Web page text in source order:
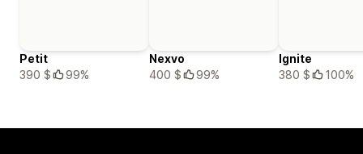
Petit
390 $
99%
Nexvo
400 $
99%
Ignite
380 $
100%